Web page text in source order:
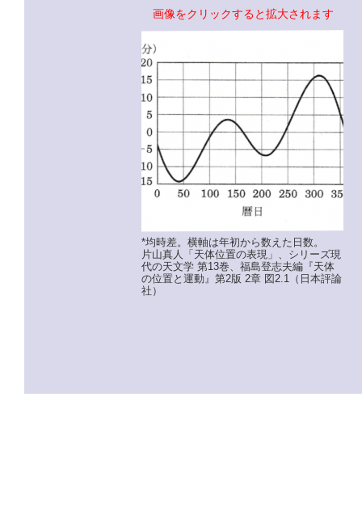
画像をクリックすると拡大されます
*均時差。横軸は年初から数えた日数。
片山真人「天体位置の表現」、シリーズ現
代の天文学 第13巻、福島登志夫編『天体
の位置と運動』第2版 2章 図2.1（日本評論
社）